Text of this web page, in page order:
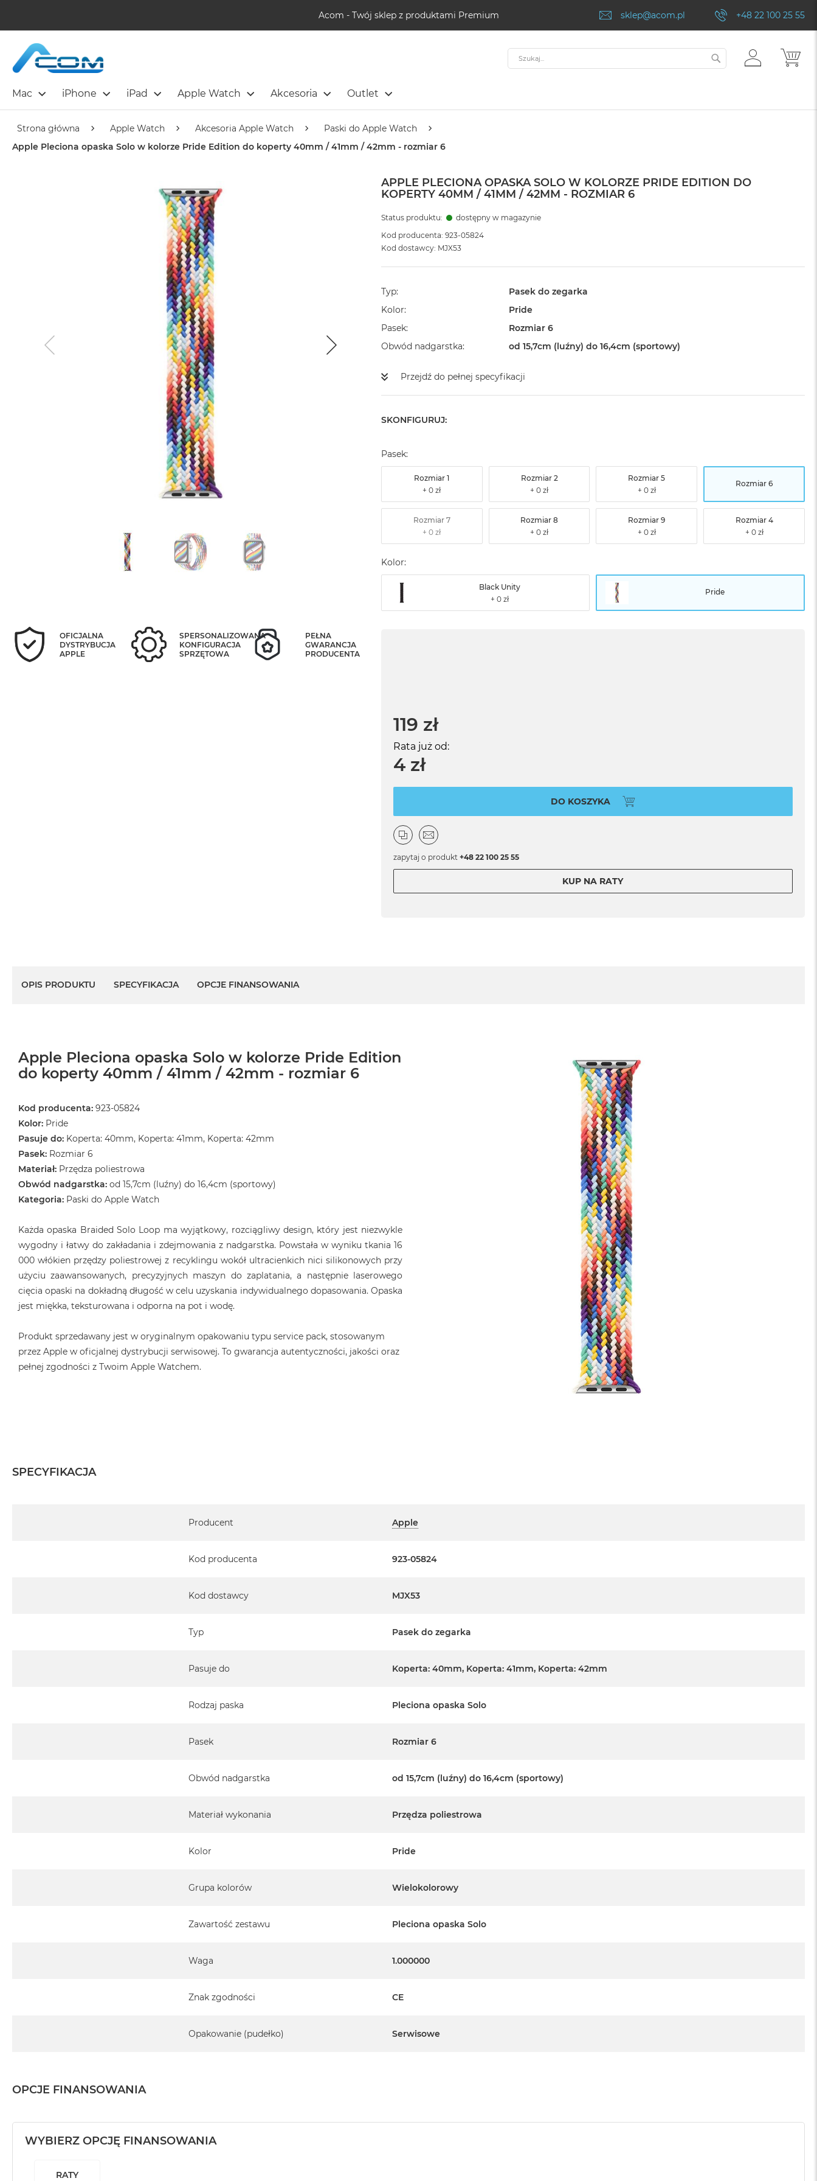
Acom - Twój sklep z produktami Premium sklep@acom.pl +48 22 100 25 55
Mac iPhone iPad Apple Watch Akcesoria Outlet
ZALOGUJ
SIĘ
Szukaj SZUKAJ
Strona główna Apple Watch Akcesoria Apple Watch
Paski do Apple Watch
Apple Pleciona opaska Solo w kolorze Pride Edition do koperty 40mm / 41mm / 42mm - rozmiar 6
APPLE PLECIONA OPASKA SOLO W KOLORZE PRIDE EDITION DO
KOPERTY 40MM / 41MM / 42MM - ROZMIAR 6
Status produktu:
dostępny w magazynie
Kod producenta: 923-05824
Kod dostawcy: MJX53
Typ
Pasek do zegarka
Kolor
Pride
Pasek
Rozmiar 6
Obwód nadgarstka
od 15,7cm (luźny) do 16,4cm (sportowy)
Przejdź do pełnej specyfikacji
SKONFIGURUJ:
Pasek:
Rozmiar 1 Rozmiar 2 Rozmiar 5
Rozmiar 6
Rozmiar 7 Rozmiar 8 Rozmiar 9 Rozmiar 4
Kolor:
Black Unity
Pride
119 zł
Rata już od:
4 zł
DO KOSZYKA
zapytaj o produkt +48 22 100 25 55
KUP NA RATY
OFICJALNA
DYSTRYBUCJA
APPLE
SPERSONALIZOWANA
KONFIGURACJA
SPRZĘTOWA
PEŁNA
GWARANCJA
PRODUCENTA
OPIS PRODUKTU SPECYFIKACJA OPCJE FINANSOWANIA
Apple Pleciona opaska Solo w kolorze Pride Edition
do koperty 40mm / 41mm / 42mm - rozmiar 6
Kod producenta: 923-05824
Kolor: Pride
Pasuje do: Koperta: 40mm, Koperta: 41mm, Koperta: 42mm
Pasek: Rozmiar 6
Materiał: Przędza poliestrowa
Obwód nadgarstka: od 15,7cm (luźny) do 16,4cm (sportowy)
Kategoria: Paski do Apple Watch
Każda opaska Braided Solo Loop ma wyjątkowy, rozciągliwy design, który jest niezwykle
wygodny i łatwy do zakładania i zdejmowania z nadgarstka. Powstała w wyniku tkania 16
000 włókien przędzy poliestrowej z recyklingu wokół ultracienkich nici silikonowych przy
użyciu zaawansowanych, precyzyjnych maszyn do zaplatania, a następnie laserowego
cięcia opaski na dokładną długość w celu uzyskania indywidualnego dopasowania. Opaska
jest miękka, teksturowana i odporna na pot i wodę.
Produkt sprzedawany jest w oryginalnym opakowaniu typu service pack, stosowanym
przez Apple w oficjalnej dystrybucji serwisowej. To gwarancja autentyczności, jakości oraz
pełnej zgodności z Twoim Apple Watchem.
SPECYFIKACJA
Producent
Apple
Kod producenta 923-05824
Kod dostawcy MJX53
Typ Pasek do zegarka
Pasuje do Koperta: 40mm, Koperta: 41mm, Koperta: 42mm
Rodzaj paska Pleciona opaska Solo
Pasek Rozmiar 6
Obwód nadgarstka od 15,7cm (luźny) do 16,4cm (sportowy)
Materiał wykonania Przędza poliestrowa
Kolor Pride
Grupa kolorów Wielokolorowy
Zawartość zestawu Pleciona opaska Solo
Waga 1.000000
Znak zgodności CE
Opakowanie (pudełko) Serwisowe
OPCJE FINANSOWANIA
WYBIERZ OPCJĘ FINANSOWANIA
RATY